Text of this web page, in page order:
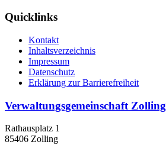
Quicklinks
Kontakt
Inhaltsverzeichnis
Impressum
Datenschutz
Erklärung zur Barrierefreiheit
Verwaltungsgemeinschaft Zolling
Rathausplatz 1
85406 Zolling